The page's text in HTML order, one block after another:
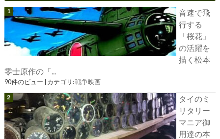
音速で飛
行する
「桜花」
の活躍を
描く松本
零士原作の「...
90件のビュー | カテゴリ:戦争映画
タイのミ
リタリー
マニア御
用達の本